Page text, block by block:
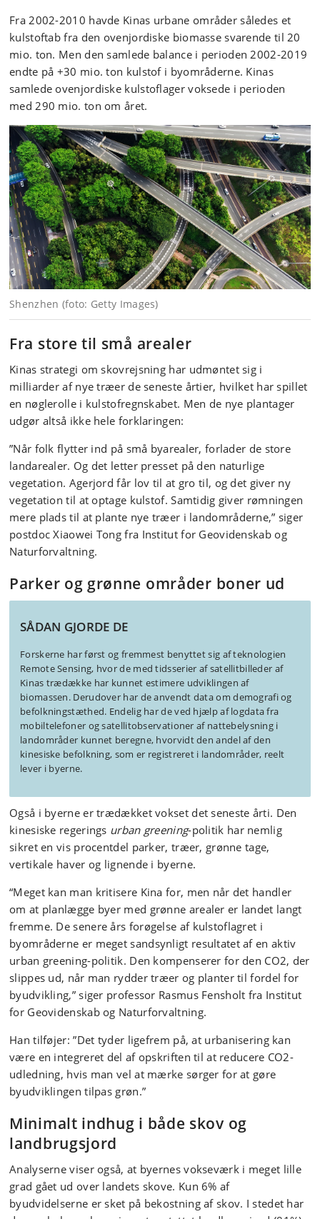
Fra 2002-2010 havde Kinas urbane områder således et
kulstoftab fra den ovenjordiske biomasse svarende til 20
mio. ton. Men den samlede balance i perioden 2002-2019
endte på +30 mio. ton kulstof i byområderne. Kinas
samlede ovenjordiske kulstoflager voksede i perioden
med 290 mio. ton om året.
Shenzhen (foto: Getty Images)
Fra store til små arealer
Kinas strategi om skovrejsning har udmøntet sig i
milliarder af nye træer de seneste årtier, hvilket har spillet
en nøglerolle i kulstofregnskabet. Men de nye plantager
udgør altså ikke hele forklaringen:
”Når folk flytter ind på små byarealer, forlader de store
landarealer. Og det letter presset på den naturlige
vegetation. Agerjord får lov til at gro til, og det giver ny
vegetation til at optage kulstof. Samtidig giver rømningen
mere plads til at plante nye træer i landområderne,” siger
postdoc Xiaowei Tong fra Institut for Geovidenskab og
Naturforvaltning.
Parker og grønne områder boner ud
SÅDAN GJORDE DE
Forskerne har først og fremmest benyttet sig af teknologien
Remote Sensing, hvor de med tidsserier af satellitbilleder af
Kinas trædække har kunnet estimere udviklingen af
biomassen. Derudover har de anvendt data om demografi og
befolkningstæthed. Endelig har de ved hjælp af logdata fra
mobiltelefoner og satellitobservationer af nattebelysning i
landområder kunnet beregne, hvorvidt den andel af den
kinesiske befolkning, som er registreret i landområder, reelt
lever i byerne.
Også i byerne er trædækket vokset det seneste årti. Den
kinesiske regerings urban greening-politik har nemlig
sikret en vis procentdel parker, træer, grønne tage,
vertikale haver og lignende i byerne.
“Meget kan man kritisere Kina for, men når det handler
om at planlægge byer med grønne arealer er landet langt
fremme. De senere års forøgelse af kulstoflagret i
byområderne er meget sandsynligt resultatet af en aktiv
urban greening-politik. Den kompenserer for den CO2, der
slippes ud, når man rydder træer og planter til fordel for
byudvikling,” siger professor Rasmus Fensholt fra Institut
for Geovidenskab og Naturforvaltning.
Han tilføjer: ”Det tyder ligefrem på, at urbanisering kan
være en integreret del af opskriften til at reducere CO2-
udledning, hvis man vel at mærke sørger for at gøre
byudviklingen tilpas grøn.”
Minimalt indhug i både skov og
landbrugsjord
Analyserne viser også, at byernes vokseværk i meget lille
grad gået ud over landets skove. Kun 6% af
byudvidelserne er sket på bekostning af skov. I stedet har